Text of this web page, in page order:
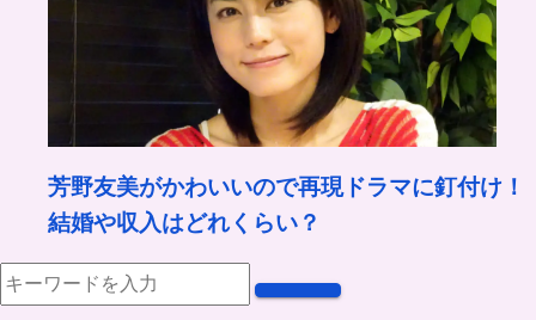
芳野友美がかわいいので再現ドラマに釘付け！
結婚や収入はどれくらい？